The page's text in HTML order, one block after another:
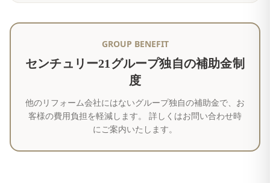
GROUP BENEFIT
センチュリー21グループ独自の補助金制
度
他のリフォーム会社にはないグループ独自の補助金で、お
客様の費用負担を軽減します。 詳しくはお問い合わせ時
にご案内いたします。